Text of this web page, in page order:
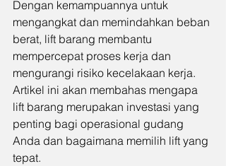
Dengan kemampuannya untuk
mengangkat dan memindahkan beban
berat, lift barang membantu
mempercepat proses kerja dan
mengurangi risiko kecelakaan kerja.
Artikel ini akan membahas mengapa
lift barang merupakan investasi yang
penting bagi operasional gudang
Anda dan bagaimana memilih lift yang
tepat.